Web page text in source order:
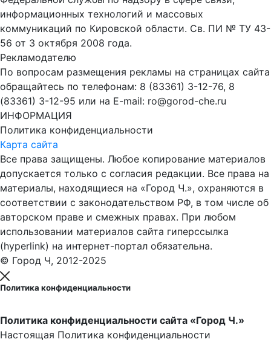
информационных технологий и массовых
коммуникаций по Кировской области. Св. ПИ № ТУ 43-
56 от 3 октября 2008 года.
Рекламодателю
По вопросам размещения рекламы на страницах сайта
обращайтесь по телефонам: 8 (83361) 3-12-76, 8
(83361) 3-12-95 или на E-mail: ro@gorod-che.ru
ИНФОРМАЦИЯ
Политика конфиденциальности
Карта сайта
Все права защищены. Любое копирование материалов
допускается только с согласия редакции. Все права на
материалы, находящиеся на «Город Ч.», охраняются в
соответствии с законодательством РФ, в том числе об
авторском праве и смежных правах. При любом
использовании материалов сайта гиперссылка
(hyperlink) на интернет-портал обязательна.
© Город Ч, 2012-2025
Политика конфиденциальности
Политика конфиденциальности сайта «Город Ч.»
Настоящая Политика конфиденциальности